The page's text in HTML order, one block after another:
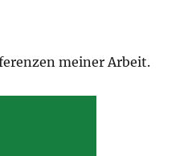
meiner Arbeit.